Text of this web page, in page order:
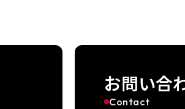
お問い合
Contact